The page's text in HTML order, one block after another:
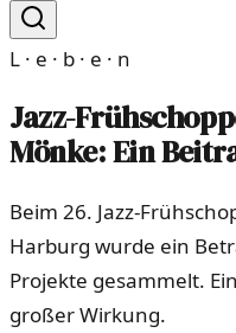
L · e · b · e · n
Jazz-
Mönke: Ein
Beim 26. Jazz-
Harburg wurde ein
Projekte gesammelt.
großer Wirkung.